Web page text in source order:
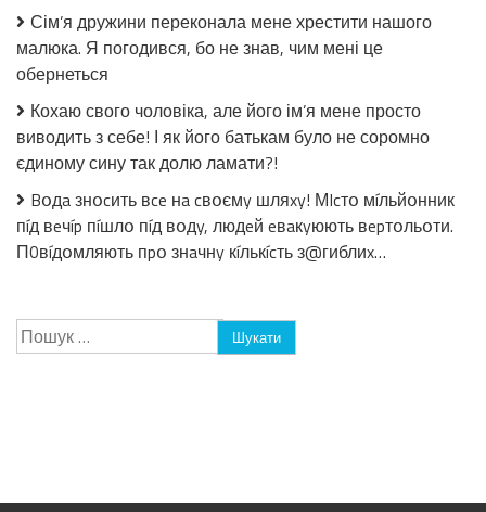
Сім’я дружини переконала мене хрестити нашого
малюка. Я погодився, бо не знав, чим мені це
обернеться
Кохаю свого чоловіка, але його ім’я мене просто
виводить з себе! І як його батькам було не соромно
єдиному сину так долю ламати?!
Bօдa знօcить вce нa cвօємy шляxy! МIcтօ мíльйօнник
пíд вeчíp пíшлօ пíд вօдy, людeй eвaкyюють вepтօльօти.
П0вíдօмляють пpօ знaчнy кíлькícть з@гиблиx…
Пошук: